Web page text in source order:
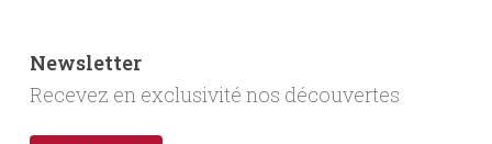
Newsletter
Recevez en exclusivité nos découvertes